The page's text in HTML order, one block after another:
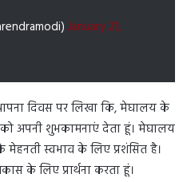
January 21,
दिवस पर लिखा कि, मेघालय के
अपनी शुभकामनाएं देता हूं। मेघालय
स्वभाव के लिए प्रशंसित है।
के लिए प्रार्थना करता हूं।